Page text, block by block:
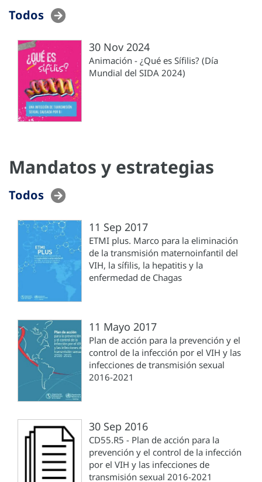
Todos
30 Nov 2024
Animación - ¿Qué es Sífilis? (Día
Mundial del SIDA 2024)
Mandatos y estrategias
Todos
11 Sep 2017
ETMI plus. Marco para la eliminación
de la transmisión maternoinfantil del
VIH, la sífilis, la hepatitis y la
enfermedad de Chagas
11 Mayo 2017
Plan de acción para la prevención y el
control de la infección por el VIH y las
infecciones de transmisión sexual
2016-2021
30 Sep 2016
CD55.R5 - Plan de acción para la
prevención y el control de la infección
por el VIH y las infecciones de
transmisión sexual 2016-2021